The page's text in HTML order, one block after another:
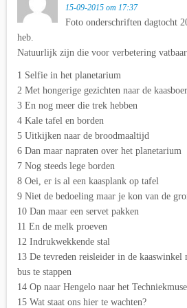
15-09-2015 om 17:37
Foto onderschriften dagtocht
heb.
Natuurlijk zijn die voor verbetering vatbaar
1 Selfie in het planetarium
2 Met hongerige gezichten naar de
3 En nog meer die trek hebben
4 Kale tafel en borden
5 Uitkijken naar de broodmaaltijd
6 Dan maar napraten over het planetarium
7 Nog steeds lege borden
8 Oei, er is al een kaasplank op tafel
9 Niet de bedoeling maar je kon van de
10 Dan maar een servet pakken
11 En de melk proeven
12 Indrukwekkende stal
13 De tevreden reisleider in de kaaswinkel
bus te stappen
14 Op naar Hengelo naar het
15 Wat staat ons hier te wachten?